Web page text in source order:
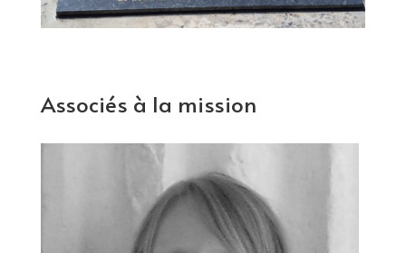
Associés à la mission